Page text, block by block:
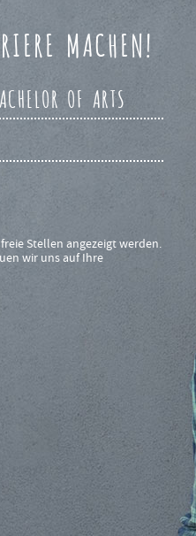
MACHEN!
OF ARTS
Stellen angezeigt werden.
wir uns auf Ihre